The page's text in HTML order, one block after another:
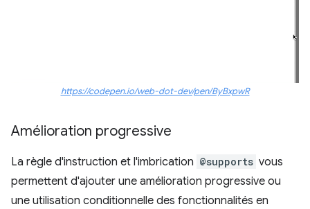
https://codepen.io/web-dot-dev/pen/ByBxpwR
Amélioration progressive
La règle d'instruction et l'imbrication @supports vous
permettent d'ajouter une amélioration progressive ou
une utilisation conditionnelle des fonctionnalités en